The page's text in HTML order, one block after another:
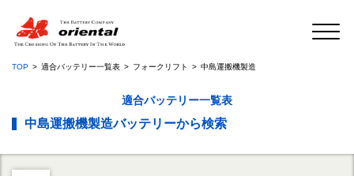
TOP 適合バッテリー一覧表 フォークリフト 中島運搬機製造
適合バッテリー一覧表
中島運搬機製造バッテリーから検索